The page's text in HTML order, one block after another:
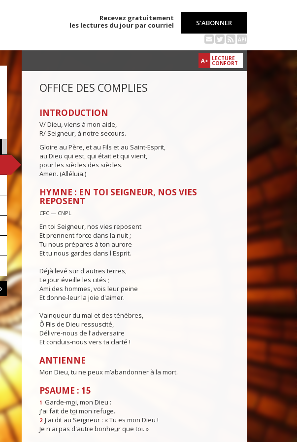
Recevez gratuitement
les lectures du jour par courriel
S'ABONNER
API
A+ LECTURE
CONFORT
OFFICE DES COMPLIES
INTRODUCTION
V/ Dieu, viens à mon aide,
R/ Seigneur, à notre secours.
Gloire au Père, et au Fils et au Saint-Esprit,
au Dieu qui est, qui était et qui vient,
pour les siècles des siècles.
Amen. (Alléluia.)
HYMNE : EN TOI SEIGNEUR, NOS VIES
REPOSENT
CFC — CNPL
En toi Seigneur, nos vies reposent
Et prennent force dans la nuit ;
Tu nous prépares à ton aurore
Et tu nous gardes dans l'Esprit.
Déjà levé sur d'autres terres,
Le jour éveille les cités ;
Ami des hommes, vois leur peine
Et donne-leur la joie d'aimer.
Vainqueur du mal et des ténèbres,
Ô Fils de Dieu ressuscité,
Délivre-nous de l'adversaire
Et conduis-nous vers ta clarté !
ANTIENNE
Mon Dieu, tu ne peux m’abandonner à la mort.
PSAUME : 15
1 Garde-moi, mon Dieu :
j'ai fait de toi mon refuge.
2 J'ai dit au Seigneur : « Tu es mon Dieu !
Je n'ai pas d'autre bonheur que toi. »